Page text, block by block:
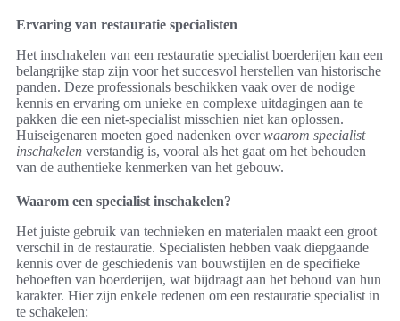
Ervaring van restauratie specialisten
Het inschakelen van een restauratie specialist boerderijen kan een
belangrijke stap zijn voor het succesvol herstellen van historische
panden. Deze professionals beschikken vaak over de nodige
kennis en ervaring om unieke en complexe uitdagingen aan te
pakken die een niet-specialist misschien niet kan oplossen.
Huiseigenaren moeten goed nadenken overwaarom specialist
inschakelen verstandig is, vooral als het gaat om het behouden
van de authentieke kenmerken van het gebouw.
Waarom een specialist inschakelen?
Het juiste gebruik van technieken en materialen maakt een groot
verschil in de restauratie. Specialisten hebben vaak diepgaande
kennis over de geschiedenis van bouwstijlen en de specifieke
behoeften van boerderijen, wat bijdraagt aan het behoud van hun
karakter. Hier zijn enkele redenen om een restauratie specialist in
te schakelen: